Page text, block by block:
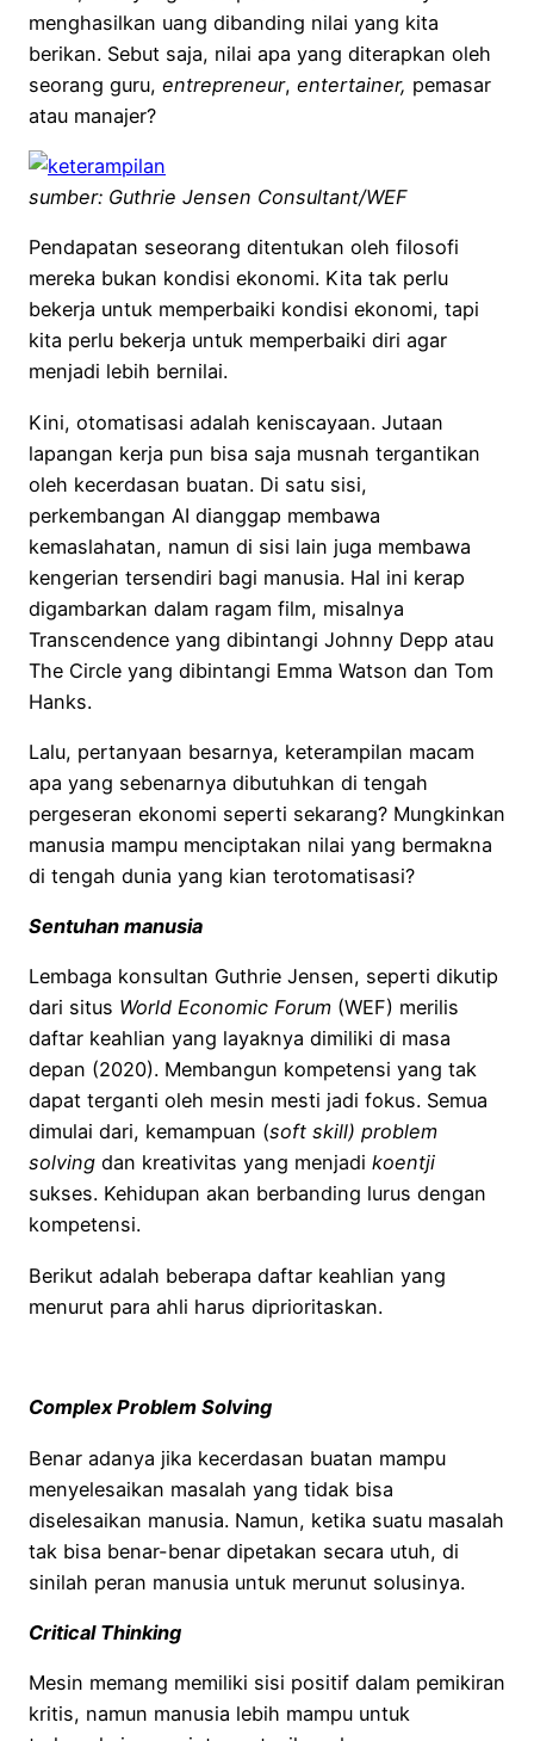
menghasilkan uang dibanding nilai yang kita
berikan. Sebut saja, nilai apa yang diterapkan oleh
seorang guru, entrepreneur, entertainer, pemasar
atau manajer?
sumber: Guthrie Jensen Consultant/WEF
Pendapatan seseorang ditentukan oleh filosofi
mereka bukan kondisi ekonomi. Kita tak perlu
bekerja untuk memperbaiki kondisi ekonomi, tapi
kita perlu bekerja untuk memperbaiki diri agar
menjadi lebih bernilai.
Kini, otomatisasi adalah keniscayaan. Jutaan
lapangan kerja pun bisa saja musnah tergantikan
oleh kecerdasan buatan. Di satu sisi,
perkembangan AI dianggap membawa
kemaslahatan, namun di sisi lain juga membawa
kengerian tersendiri bagi manusia. Hal ini kerap
digambarkan dalam ragam film, misalnya
Transcendence yang dibintangi Johnny Depp atau
The Circle yang dibintangi Emma Watson dan Tom
Hanks.
Lalu, pertanyaan besarnya, keterampilan macam
apa yang sebenarnya dibutuhkan di tengah
pergeseran ekonomi seperti sekarang? Mungkinkan
manusia mampu menciptakan nilai yang bermakna
di tengah dunia yang kian terotomatisasi?
Sentuhan manusia
Lembaga konsultan Guthrie Jensen, seperti dikutip
dari situs World Economic Forum (WEF) merilis
daftar keahlian yang layaknya dimiliki di masa
depan (2020). Membangun kompetensi yang tak
dapat terganti oleh mesin mesti jadi fokus. Semua
dimulai dari, kemampuan (soft skill) problem
solving dan kreativitas yang menjadi koentji
sukses. Kehidupan akan berbanding lurus dengan
kompetensi.
Berikut adalah beberapa daftar keahlian yang
menurut para ahli harus diprioritaskan.
Complex Problem Solving
Benar adanya jika kecerdasan buatan mampu
menyelesaikan masalah yang tidak bisa
diselesaikan manusia. Namun, ketika suatu masalah
tak bisa benar-benar dipetakan secara utuh, di
sinilah peran manusia untuk merunut solusinya.
Critical Thinking
Mesin memang memiliki sisi positif dalam pemikiran
kritis, namun manusia lebih mampu untuk